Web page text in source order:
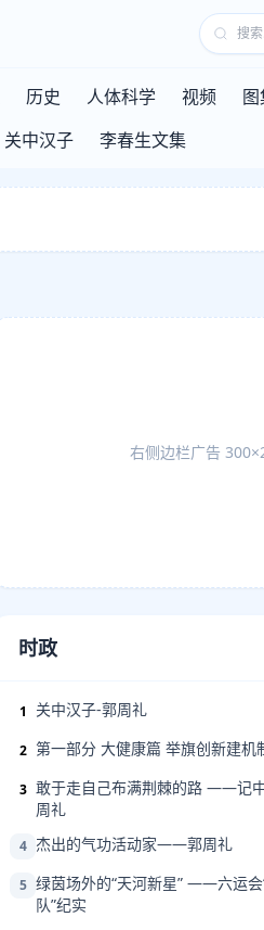
历史 人体科学 视频
关中汉子 李春生文集
右侧边栏广告
时政
1 关中汉子-郭周礼
2 第一部分 大健康篇 举旗创新建机
3 敢于走自己布满荆棘的路 ——记
周礼
4 杰出的气功活动家——郭周礼
5 绿茵场外的“天河新星” ——六运会“中国体育气功服务
队”纪实